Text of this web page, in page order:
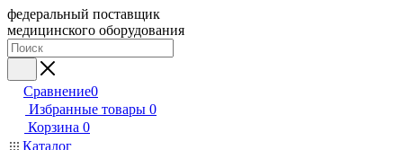
федеральный поставщик
медицинского оборудования
Сравнение0
Избранные товары 0
Корзина 0
Каталог